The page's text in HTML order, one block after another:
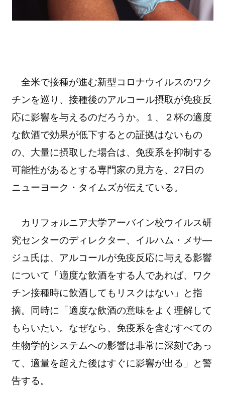
全米で接種が進む新型コロナウイルスのワク
チンを巡り、接種後のアルコール摂取が免疫反
応に影響を与えるのだろうか。１、２杯の適度
な飲酒で効果が低下するとの証拠はないもの
の、大量に摂取した場合は、免疫系を抑制する
可能性があるとする専門家の見方を、27日の
ニューヨーク・タイムズが伝えている。
カリフォルニア大学アーバイン校ウイルス研
究センターのディレクター、イルハム・メサ―
ジュ氏は、アルコールが免疫反応に与える影響
について「適度な飲酒をする人であれば、ワク
チン接種時に飲酒してもリスクはない」と指
摘。同時に「適度な飲酒の意味をよく理解して
もらいたい。なぜなら、免疫系を含むすべての
生物学的システムへの影響は非常に深刻であっ
て、適量を超えた後はすぐに影響が出る」と警
告する。